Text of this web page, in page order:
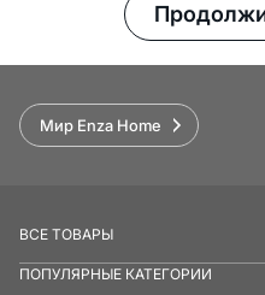
Мир Enza Home
ВСЕ ТОВАРЫ
ПОПУЛЯРНЫЕ КАТЕГОРИИ